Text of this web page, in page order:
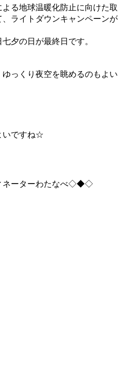
る地球温暖化防止に向けた取
ライトダウンキャンペーンが
夕の日が最終日です。
っくり夜空を眺めるのもよい
いですね☆
ーターわたなべ◇◆◇